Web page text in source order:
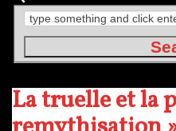
La truelle et la